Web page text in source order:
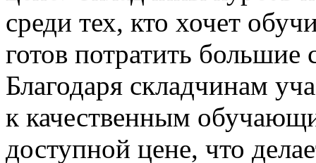
среди тех, кто хочет
готов потратить
Благодаря складчинам
к качественным
доступной цене, что